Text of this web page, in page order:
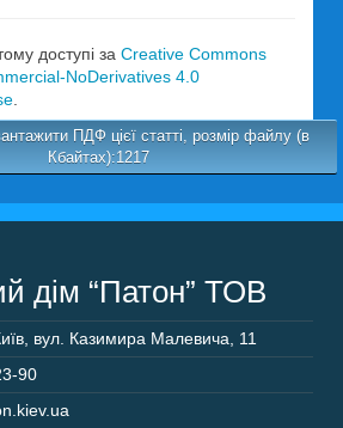
доступі за Creative Commons
NoDerivatives 4.0
ПДФ цієї статті, розмір файлу (в
Кбайтах):1217
дім “Патон” ТОВ
вул. Казимира Малевича, 11
90